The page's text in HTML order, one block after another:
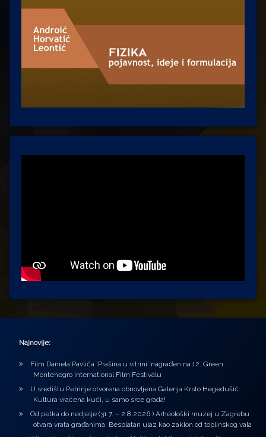
Najnovije:
Film Daniela Pavlića ‘Prašina u vitrini’ nagrađen na 12. Green
Montenegro International Film Festivalu
U središtu Petrinje otvorena obnovljena Galerija Krsto Hegedušić:
Kultura vraćena kući, u samo srce grada!
Od petka do nedjelje (31.7. – 2.8.2026.) Arheološki muzej u Zagrebu
otvara vrata građanima: Besplatan ulaz kao zaklon od toplinskog vala